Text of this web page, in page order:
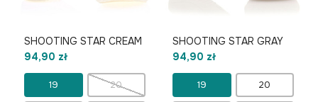
SHOOTING STAR CREAM
94,90 zł
19 20
SHOOTING STAR GRAY
94,90 zł
19 20